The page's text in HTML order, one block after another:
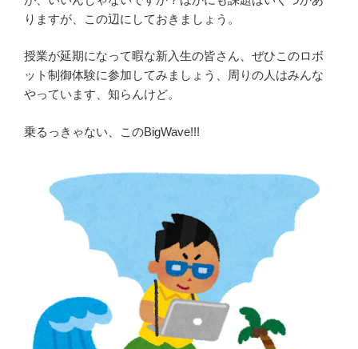
りますが、この辺にしておきましょう。
授業が延期になって暇な新入生の皆さん、ぜひこのロボ
ット制御体験に参加してみましょう、周りの人はみんな
やっています、知らんけど。
乗るっきゃない、このBigWave!!!